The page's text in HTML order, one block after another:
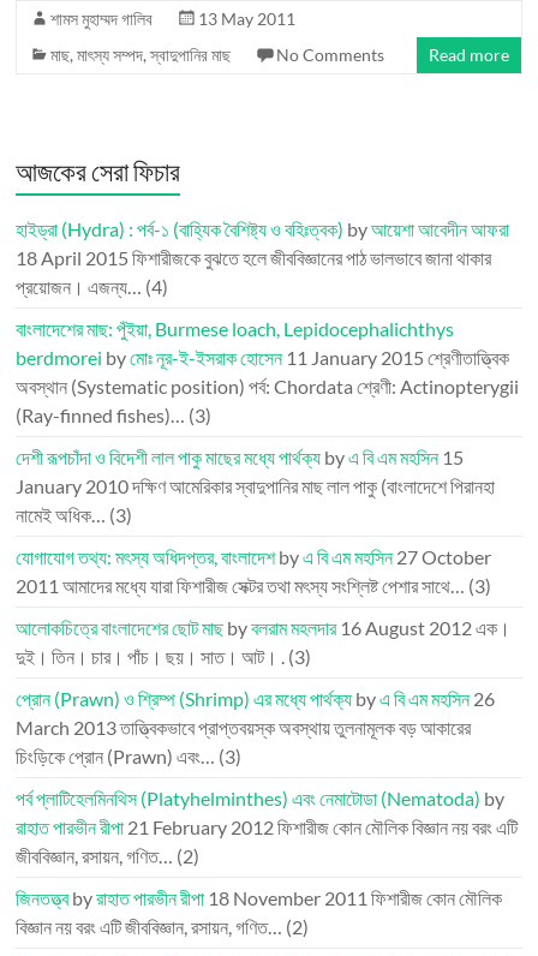
শামস মুহাম্মদ গালিব
13 May 2011
মাছ,মাৎস্য সম্পদ,স্বাদুপানির মাছ No Comments Read more
আজকের সেরা ফিচার
হাইড্রা (Hydra) : পর্ব-১ (বাহ্যিক বৈশিষ্ট্য ও বহিঃত্বক) byআয়েশা আবেদীন আফরা
18 April 2015 ফিশারীজকে বুঝতে হলে জীববিজ্ঞানের পাঠ ভালভাবে জানা থাকার
প্রয়োজন। এজন্য… (4)
বাংলাদেশের মাছ: পুঁইয়া, Burmese loach, Lepidocephalichthys
berdmorei byমোঃ নূর-ই-ইসরাক হোসেন 11 January 2015 শ্রেণীতাত্ত্বিক
অবস্থান (Systematic position) পর্ব: Chordata শ্রেণী: Actinopterygii
(Ray-finned fishes)… (3)
দেশী রূপচাঁদা ও বিদেশী লাল পাকু মাছের মধ্যে পার্থক্য byএ বি এম মহসিন 15
January 2010দক্ষিণ আমেরিকার স্বাদুপানির মাছ লাল পাকু (বাংলাদেশে পিরানহা
নামেই অধিক… (3)
যোগাযোগ তথ্য: মৎস্য অধিদপ্তর, বাংলাদেশbyএ বি এম মহসিন27 October
2011 আমাদের মধ্যে যারা ফিশারীজ সেক্টর তথা মৎস্য সংশ্লিষ্ট পেশার সাথে… (3)
আলোকচিত্রে বাংলাদেশের ছোট মাছbyবলরাম মহলদার 16 August 2012এক।
দুই। তিন। চার। পাঁচ। ছয়। সাত। আট। . (3)
প্রোন (Prawn) ও শ্রিম্প (Shrimp) এর মধ্যে পার্থক্য byএ বি এম মহসিন26
March 2013তাত্ত্বিকভাবে প্রাপ্তবয়স্ক অবস্থায় তুলনামূলক বড় আকারের
চিংড়িকে প্রোন (Prawn) এবং… (3)
পর্ব প্লাটিহেলমিনথিস (Platyhelminthes) এবং নেমাটোডা (Nematoda) by
রাহাত পারভীন রীপা 21 February 2012ফিশারীজ কোন মৌলিক বিজ্ঞান নয় বরং এটি
জীববিজ্ঞান, রসায়ন, গণিত… (2)
জিনতত্ত্বbyরাহাত পারভীন রীপা 18 November 2011 ফিশারীজ কোন মৌলিক
বিজ্ঞান নয় বরং এটি জীববিজ্ঞান, রসায়ন, গণিত… (2)